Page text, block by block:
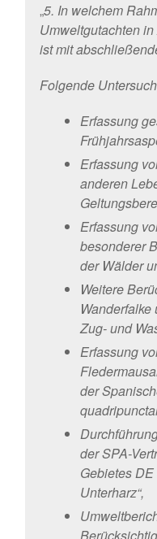
„5. In welchem
Umweltgutachten
ist mit
Folgende
Erfassung
Erfassung
anderen
Erfassung
besonderer
der Wälder
Weitere
Zug- und
Erfassung
der
der SPA-
Gebietes
Unterharz“,